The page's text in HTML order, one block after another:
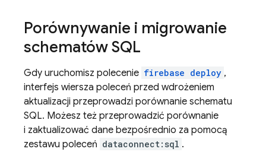
Porównywanie i migrowanie
schematów SQL
Gdy uruchomisz polecenie firebase deploy ,
interfejs wiersza poleceń przed wdrożeniem
aktualizacji przeprowadzi porównanie schematu
SQL. Możesz też przeprowadzić porównanie
i zaktualizować dane bezpośrednio za pomocą
zestawu poleceń dataconnect:sql .